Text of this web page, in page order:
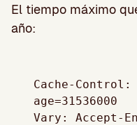
El tiempo máximo
año:
Cache-
age=31536000
Vary: Accept-